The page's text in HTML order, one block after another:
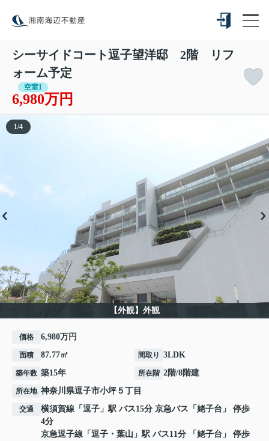
シーサイドコート逗子望洋邸 2階 リフ
ォーム予定
空室1
6,980万円
【外観】外観
1/4
価格 6,980万円
面積 87.77㎡ 間取り 3LDK
築年数 築15年 所在階 2階/8階建
所在地 神奈川県逗子市小坪 ５丁目
交通 横須賀線 「 逗子 」駅 バス15分 京急バス「姥子台」 停歩
4分
京急逗子線 「 逗子・葉山 」駅 バス11分 「姥子台」 停歩